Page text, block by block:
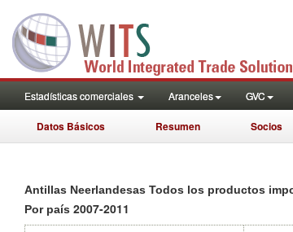
Estadísticas comerciales Aranceles GVC
Datos Básicos Resumen Socios
Antillas Neerlandesas Todos los productos
Por país 2007-2011